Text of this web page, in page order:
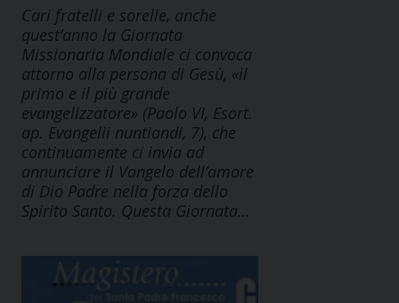
Cari fratelli e sorelle, anche
quest’anno la Giornata
Missionaria Mondiale ci convoca
attorno alla persona di Gesù, «il
primo e il più grande
evangelizzatore» (Paolo VI, Esort.
ap. Evangelii nuntiandi, 7), che
continuamente ci invia ad
annunciare il Vangelo dell’amore
di Dio Padre nella forza dello
Spirito Santo. Questa Giornata…